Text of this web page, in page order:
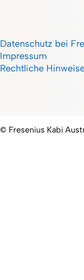
Datenschutz bei
Impressum
Rechtliche
© Fresenius Kabi